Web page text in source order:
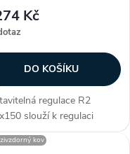
Kč
DO KOŠÍKU
regulace R2
slouží k regulaci
vzduchu. Regulace je
pro kov